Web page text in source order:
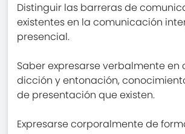
Distinguir las barreras de
existentes en la comunicación
presencial.
Saber expresarse verbalmente en
dicción y entonación,
de presentación que existen.
Expresarse corporalmente de